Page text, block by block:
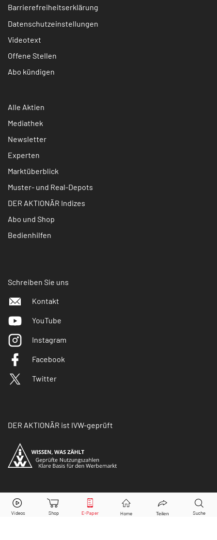
Barrierefreiheitserklärung
Datenschutzeinstellungen
Videotext
Offene Stellen
Abo kündigen
Alle Aktien
Mediathek
Newsletter
Experten
Marktüberblick
Muster- und Real-Depots
DER AKTIONÄR Indizes
Abo und Shop
Bedienhilfen
Schreiben Sie uns
Kontakt
YouTube
Instagram
Facebook
Twitter
DER AKTIONÄR ist IVW-geprüft
© Copyright 2026 Börsenmedien AG. Alle Rechte